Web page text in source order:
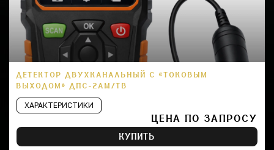
ДЕТЕКТОР ДВУХКАНАЛЬНЫЙ С «ТОКОВЫМ
ВЫХОДОМ» ДПС-2АМ/ТВ
ХАРАКТЕРИСТИКИ
ЦЕНА ПО ЗАПРОСУ
КУПИТЬ